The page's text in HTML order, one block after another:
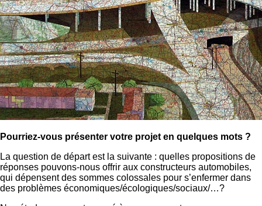
Pourriez-vous présenter votre projet en quelques mots ?
La question de départ est la suivante : quelles propositions de
réponses pouvons-nous offrir aux constructeurs automobiles,
qui dépensent des sommes colossales pour s’enfermer dans
des problèmes économiques/écologiques/sociaux/…?